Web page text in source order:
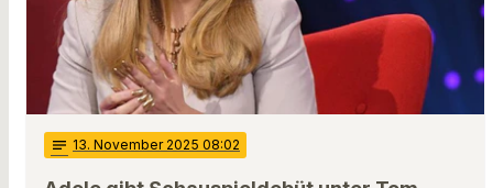
notes 13. November 2025 08:02